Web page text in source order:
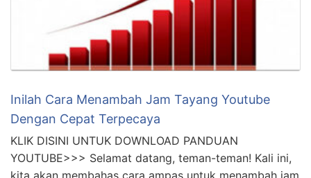
kita akan membahas cara ampas untuk menambah jam
tayang YouTube dengan cepat. Kita tahu betapa
pentingnya menambah jumlah jam tayang di YouTube
agar video kita semakin dikenal oleh banyak orang.
menggunakan RDP VPS gratis untuk …